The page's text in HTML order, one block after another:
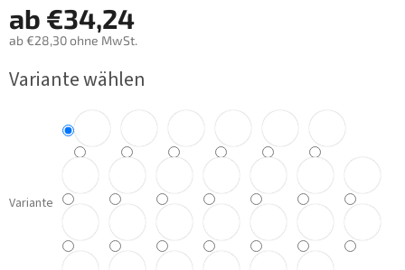
ab €34,24
ab €28,30ohne MwSt.
Variante wählen
Variante